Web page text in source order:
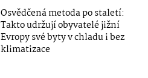
Osvědčená metoda po staletí:
Takto udržují obyvatelé jižní
Evropy své byty v chladu i bez
klimatizace